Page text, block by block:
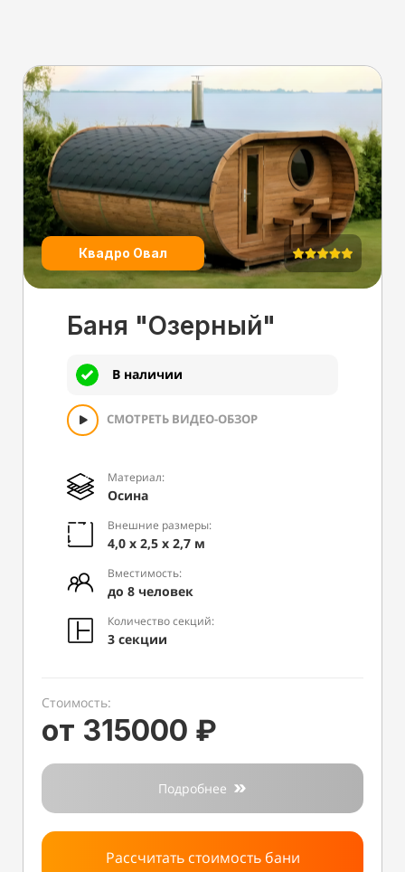
Квадро Овал
Баня "Озерный"
В наличии
СМОТРЕТЬ ВИДЕО-ОБЗОР
Материал:
Осина
Внешние размеры:
4,0 х 2,5 х 2,7 м
Вместимость:
до 8 человек
Количество секций:
3 секции
Стоимость:
от 315000 ₽
Подробнее
Рассчитать стоимость бани